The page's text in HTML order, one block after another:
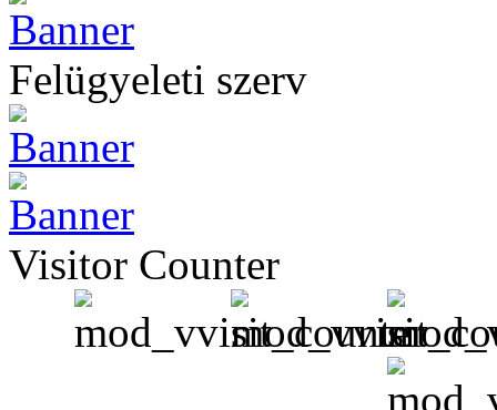
Felügyeleti szerv
Visitor Counter